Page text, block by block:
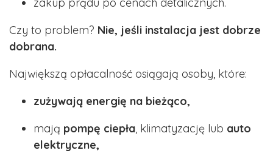
zakup prądu po cenach detalicznych.
Czy to problem? Nie, jeśli instalacja jest dobrze
dobrana.
Największą opłacalność osiągają osoby, które:
zużywają energię na bieżąco,
mają pompę ciepła, klimatyzację lub auto
elektryczne,